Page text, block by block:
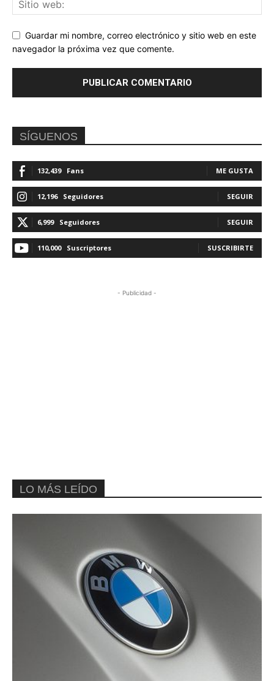
Guardar mi nombre, correo electrónico y sitio web en este
navegador la próxima vez que comente.
SÍGUENOS
132,439 Fans ME GUSTA
12,196 Seguidores SEGUIR
6,999 Seguidores SEGUIR
110,000 Suscriptores SUSCRIBIRTE
- Publicidad -
LO MÁS LEÍDO